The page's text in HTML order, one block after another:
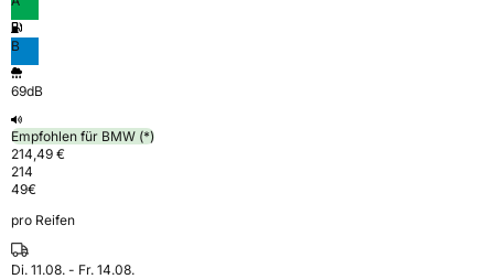
B
69dB
Empfohlen für BMW (*)
214,49 €
214
49€
pro Reifen
Di. 11.08. - Fr. 14.08.